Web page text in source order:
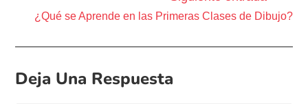
¿Qué se Aprende en las Primeras Clases de Dibujo?
Deja Una Respuesta